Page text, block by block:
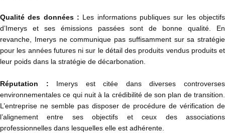
Qualité des données : Les informations publiques sur les objectifs
d’Imerys et ses émissions passées sont de bonne qualité. En
revanche, Imerys ne communique pas suffisamment sur sa stratégie
pour les années futures ni sur le détail des produits vendus produits et
leur poids dans la stratégie de décarbonation.
Réputation : Imerys est citée dans diverses controverses
environnementales ce qui nuit à la crédibilité de son plan de transition.
L’entreprise ne semble pas disposer de procédure de vérification de
l’alignement entre ses objectifs et ceux des associations
professionnelles dans lesquelles elle est adhérente.